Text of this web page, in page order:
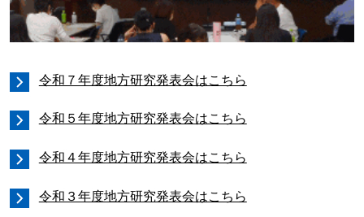
令和７年度地方研究発表会はこちら
令和５年度地方研究発表会はこちら
令和４年度地方研究発表会はこちら
令和３年度地方研究発表会はこちら